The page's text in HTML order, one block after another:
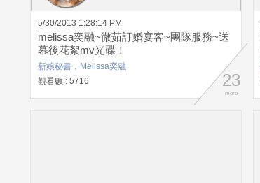
5/30/2013 1:28:14 PM
melissa奕融~微茹訂婚宴客~團隊服務~送
幕後花絮mv光碟！
新娘秘書，Melissa奕融
觀看數 : 5716
23
more